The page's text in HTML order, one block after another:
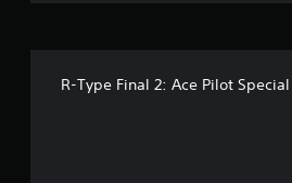
R-Type Final 2: Ace Pilot